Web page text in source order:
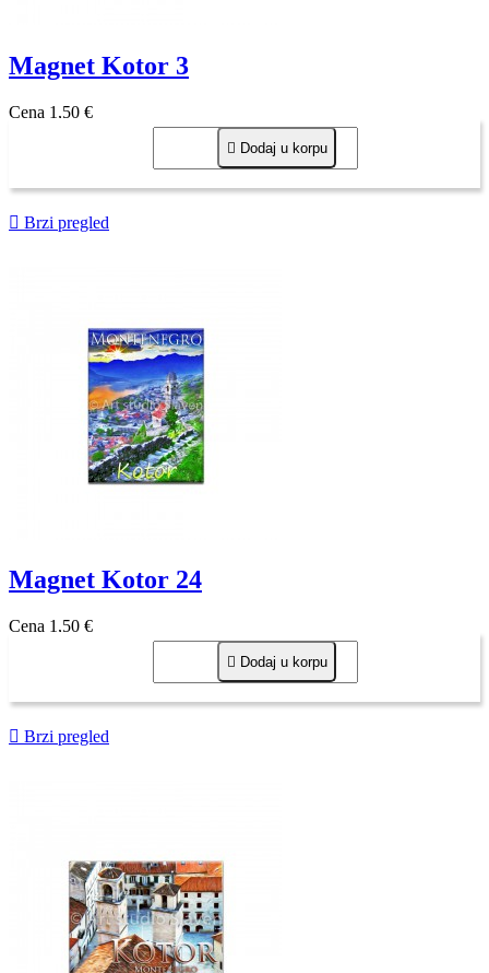
Magnet Kotor 3
Cena 1,50 €
 Dodaj u korpu
 Brzi pregled
Magnet Kotor 24
Cena 1,50 €
 Dodaj u korpu
 Brzi pregled